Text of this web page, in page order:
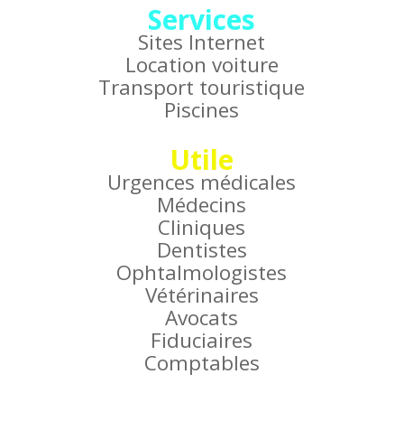
Services
Sites Internet
Location voiture
Transport touristique
Piscines
Utile
Urgences médicales
Médecins
Cliniques
Dentistes
Ophtalmologistes
Vétérinaires
Avocats
Fiduciaires
Comptables